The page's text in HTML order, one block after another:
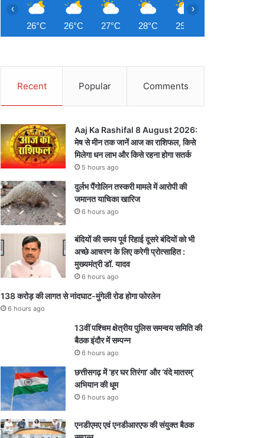
26°C 26°C 27°C 28°C 29°C
‹ ›
Recent Popular Comments
Aaj Ka Rashifal 8 August 2026:
मेष से मीन तक जानें आज का राशिफल, किसे
मिलेगा धन लाभ और किसे रहना होगा सतर्क
5 hours ago
दुर्लभ पैंगोलिन तस्करी मामले में आरोपी की
जमानत याचिका खारिज
6 hours ago
बंदियों की समय पूर्व रिहाई दूसरे बंदियों को भी
अच्छे आचरण के लिए करेगी प्रोत्साहित :
मुख्यमंत्री डॉ. यादव
6 hours ago
138 करोड़ की लागत से नांदघाट-मुंगेली रोड होगा फोरलेन
6 hours ago
13वीं पश्चिम क्षेत्रीय पुलिस समन्वय समिति की
बैठक इंदौर में सम्पन्न
6 hours ago
छत्तीसगढ़ में ‘हर घर तिरंगा’ और ‘वंदे मातरम्’
अभियान की धूम
6 hours ago
एनडीएमए एवं एनडीआरएफ की संयुक्त बैठक